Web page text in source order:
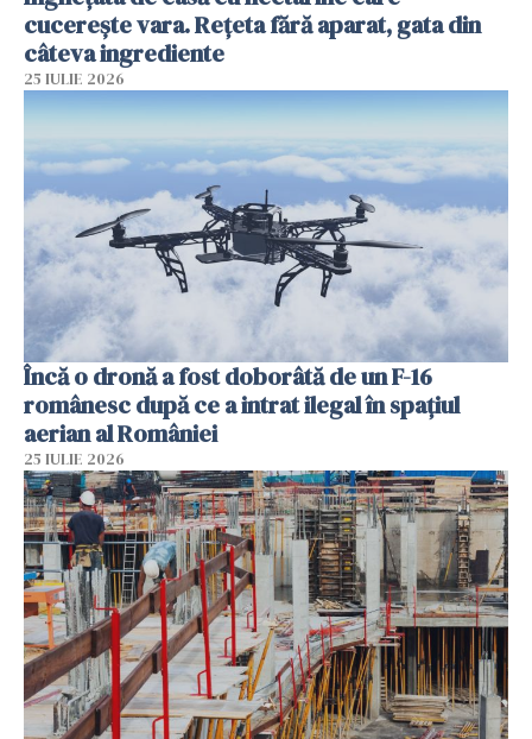
cucerește vara. Rețeta fără aparat, gata din
câteva ingrediente
25 IULIE 2026
Încă o dronă a fost doborâtă de un F-16
românesc după ce a intrat ilegal în spațiul
aerian al României
25 IULIE 2026